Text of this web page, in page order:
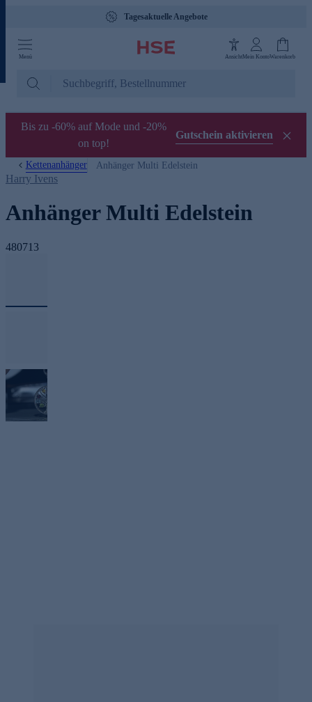
Tagesaktuelle Angebote
Menü AnsichtMein KontoWarenkorb
Bis zu -60% auf Mode und -20%
on top!
Gutschein aktivieren
Kettenanhänger Anhänger Multi Edelstein
Harry Ivens
Anhänger Multi Edelstein
480713